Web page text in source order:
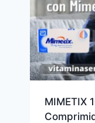
MIMETIX